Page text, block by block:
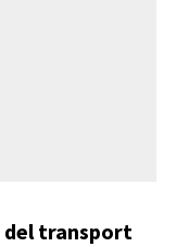
transport